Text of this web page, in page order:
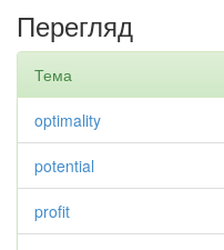
Перегляд
Тема
optimality
potential
profit